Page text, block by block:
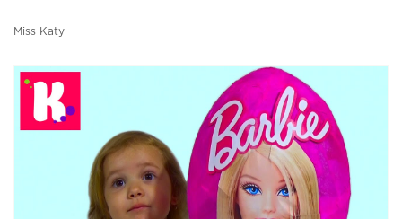
Miss Katy